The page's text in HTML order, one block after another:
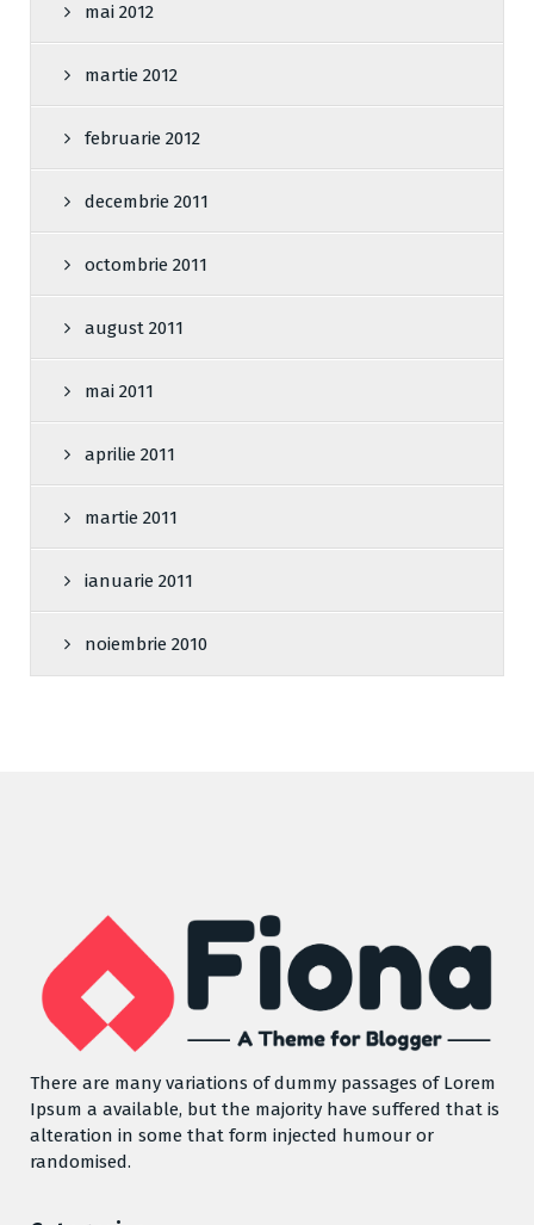
mai 2012
martie 2012
februarie 2012
decembrie 2011
octombrie 2011
august 2011
mai 2011
aprilie 2011
martie 2011
ianuarie 2011
noiembrie 2010
There are many variations of dummy passages of Lorem
Ipsum a available, but the majority have suffered that is
alteration in some that form injected humour or
randomised.